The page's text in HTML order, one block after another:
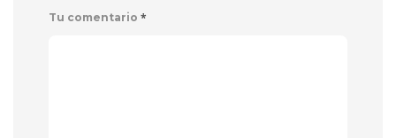
Tu comentario *